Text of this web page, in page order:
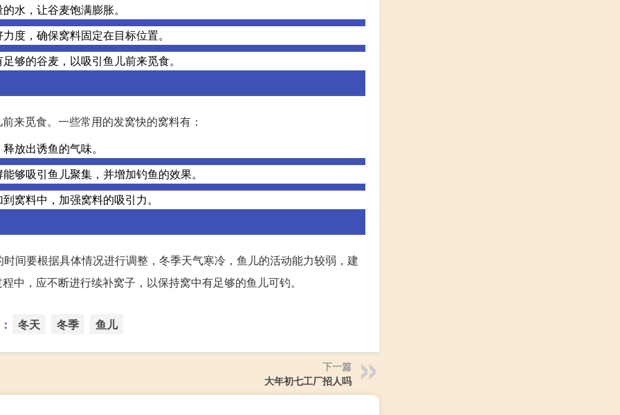
水，让谷麦饱满膨胀。
度，确保窝料固定在目标位置。
够的谷麦，以吸引鱼儿前来觅食。
来觅食。一些常用的发窝快的窝料有：
放出诱鱼的气味。
够吸引鱼儿聚集，并增加钓鱼的效果。
窝料中，加强窝料的吸引力。
间要根据具体情况进行调整，冬季天气寒冷，鱼儿的活动能力较弱，建
中，应不断进行续补窝子，以保持窝中有足够的鱼儿可钓。
冬天 冬季 鱼儿
下一篇
大年初七工厂招人吗